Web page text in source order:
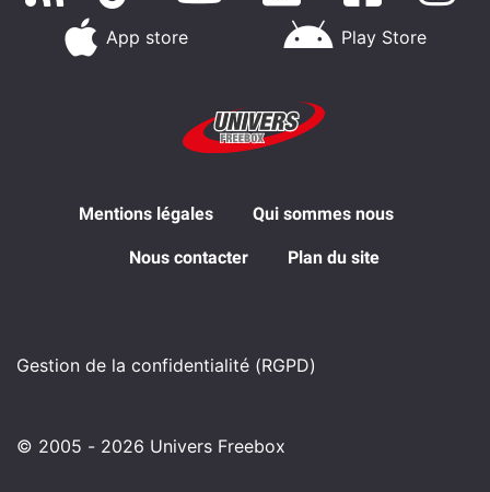
App store Play Store
Mentions légales Qui sommes nous
Nous contacter Plan du site
Gestion de la confidentialité (RGPD)
© 2005 - 2026 Univers Freebox